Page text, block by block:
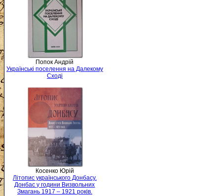
Попок Андрій
Українські поселення на Далекому
Сході
Косенко Юрій
Літопис українського Донбасу.
Донбас у години Визвольних
Змагань 1917 – 1921 років.